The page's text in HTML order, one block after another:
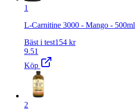
1
L-Carnitine 3000 - Mango - 500ml
Bäst i test154 kr
9.51
Köp
2